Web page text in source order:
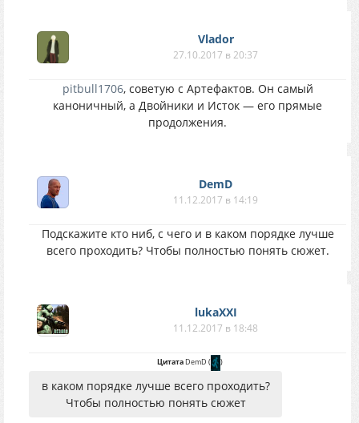
Vlador
27.10.2017 в 20:37
pitbull1706, советую с Артефактов. Он самый
каноничный, а Двойники и Исток — его прямые
продолжения.
DemD
11.12.2017 в 14:19
Подскажите кто ниб, с чего и в каком порядке лучше
всего проходить? Чтобы полностью понять сюжет.
lukaXXI
11.12.2017 в 18:48
ЦитатаDemD ( )
в каком порядке лучше всего проходить?
Чтобы полностью понять сюжет